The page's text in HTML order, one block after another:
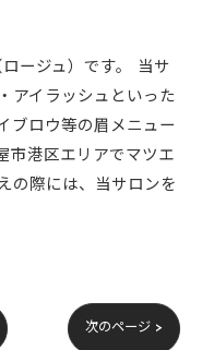
ージュ）です。 当サ
アイラッシュといった
ブロウ等の眉メニュー
市港区エリアでマツエ
の際には、当サロンを
次のページ >